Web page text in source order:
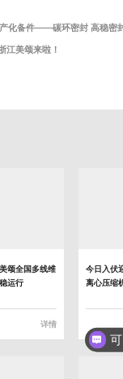
化备件——碳环密封 高稳密
江美颂来啦！
颂全国多线维
运行
详情
今日入伏
离心压缩